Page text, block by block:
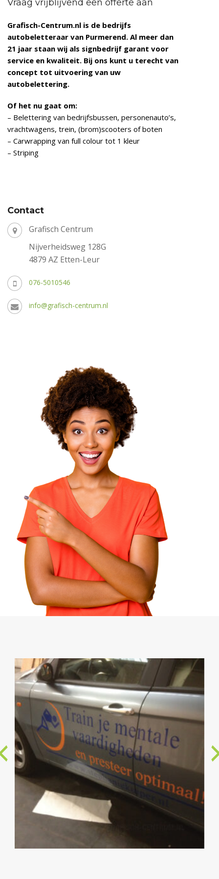
Vraag vrijblijvend een offerte aan
Grafisch-Centrum.nl is de bedrijfs
autobeletteraar van Purmerend. Al meer dan
21 jaar staan wij als signbedrijf garant voor
service en kwaliteit. Bij ons kunt u terecht van
concept tot uitvoering van uw
autobelettering.
Of het nu gaat om:
– Belettering van bedrijfsbussen, personenauto’s,
vrachtwagens, trein, (brom)scooters of boten
– Carwrapping van full colour tot 1 kleur
– Striping
Contact
Grafisch Centrum
Nijverheidsweg 128G
4879 AZ Etten-Leur
076-5010546
info@grafisch-centrum.nl